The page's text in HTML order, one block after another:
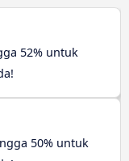
52% untuk
50% untuk